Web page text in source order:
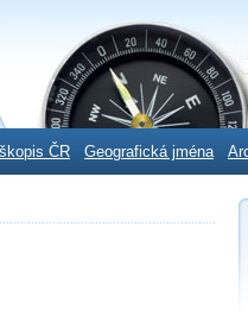
ČR Geografická jména